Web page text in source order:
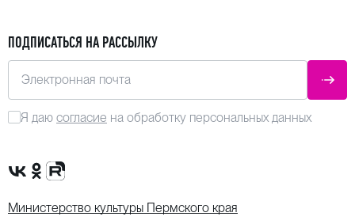
ПОДПИСАТЬСЯ НА РАССЫЛКУ
Электронная почта
Я даю согласие на обработку персональных данных
Сообщество VK
Группа в одноклассниках
Канал Rutube
Министерство культуры Пермского края